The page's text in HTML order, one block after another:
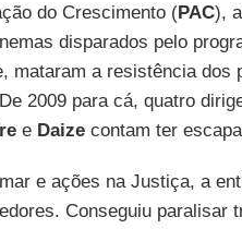
do Crescimento (PAC),
disparados pelo
mataram a resistência dos
2009 para cá, quatro
e Daizecontam ter
e ações na Justiça, a
Conseguiu paralisar